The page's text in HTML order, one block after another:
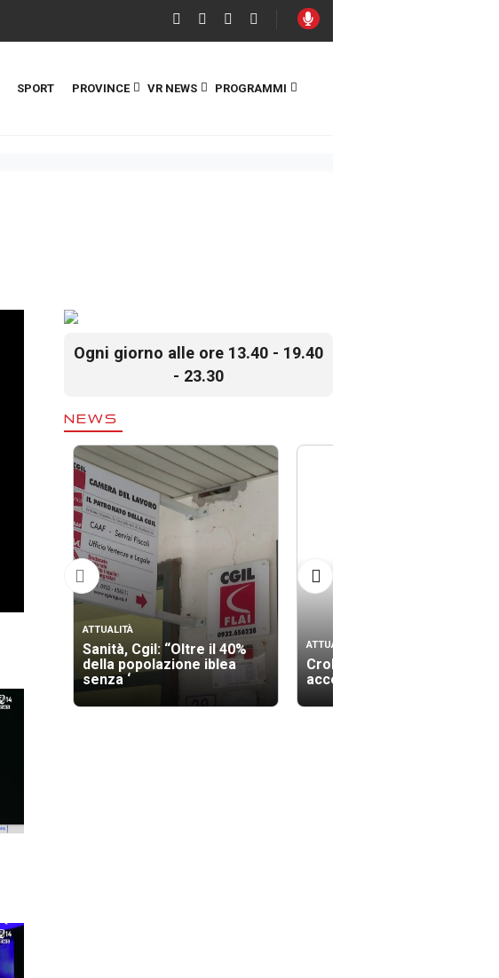
SPORT PROVINCE VR NEWS PROGRAMMI
Ogni giorno alle ore 13.40 - 19.40
- 23.30
NEWS
ATTUALITÀ
Sanità, Cgil: “Oltre il 40%
della popolazione iblea
senza ‘
ATTUALITÀ
Crollo palazzina, gli
accertamenti tecnici